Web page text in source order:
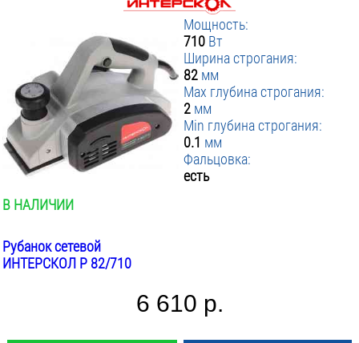
Мощность:
710 Вт
Ширина строгания:
82 мм
Max глубина строгания:
2 мм
Min глубина строгания:
0.1 мм
Фальцовка:
есть
В НАЛИЧИИ
Рубанок сетевой
ИНТЕРСКОЛ Р 82/710
6 610 р.